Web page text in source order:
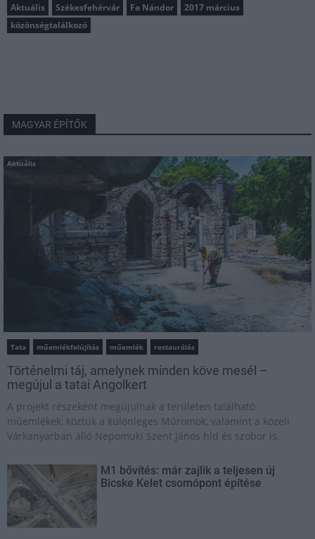
Aktuális Székesfehérvár Fa Nándor
2017 március
közönségtalálkozó
MAGYAR ÉPÍTŐK
Aktuális
Tata műemlékfelújítás műemlék restaurálás
Történelmi táj, amelynek minden köve mesél –
megújul a tatai Angolkert
A projekt részeként megújulnak a területen található
műemlékek, köztük a különleges Műromok, valamint a közeli
Várkanyarban álló Nepomuki Szent János híd és szobor is.
M1 bővítés: már zajlik a teljesen új
Bicske Kelet csomópont építése